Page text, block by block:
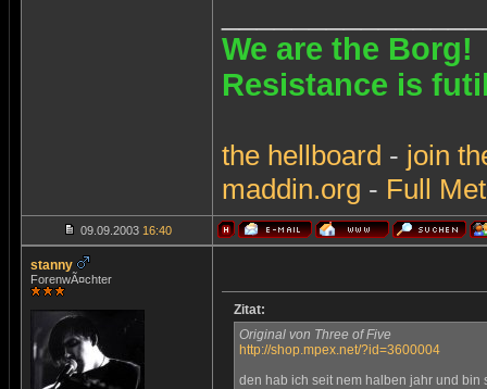
We are the Borg!
Resistance is
the hellboard - join
maddin.org - Full
09.09.2003 16:40
stanny
ForenwÃ¤chter
Zitat:
Original von Three of Five
http://shop.mpex.net/?id=3600004
den hab ich seit nem halben jahr und bin